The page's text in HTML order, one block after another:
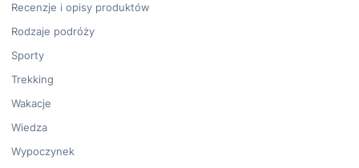
Recenzje i opisy produktów
Rodzaje podróży
Sporty
Trekking
Wakacje
Wiedza
Wypoczynek